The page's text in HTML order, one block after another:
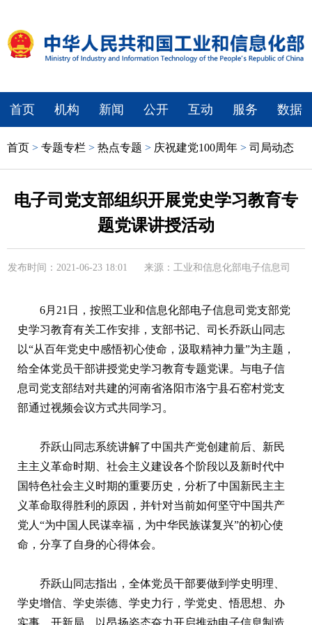
首页 机构 新闻 公开 互动 服务 数据
首页 > 专题专栏 > 热点专题 > 庆祝建党100周年 > 司局动态
电子司党支部组织开展党史学习教育专
题党课讲授活动
发布时间：2021-06-23 18:01 来源：工业和信息化部电子信息司
6月21日，按照工业和信息化部电子信息司党支部党
史学习教育有关工作安排，支部书记、司长乔跃山同志
以“从百年党史中感悟初心使命，汲取精神力量”为主题，
给全体党员干部讲授党史学习教育专题党课。与电子信
息司党支部结对共建的河南省洛阳市洛宁县石窑村党支
部通过视频会议方式共同学习。
乔跃山同志系统讲解了中国共产党创建前后、新民
主主义革命时期、社会主义建设各个阶段以及新时代中
国特色社会主义时期的重要历史，分析了中国新民主主
义革命取得胜利的原因，并针对当前如何坚守中国共产
党人“为中国人民谋幸福，为中华民族谋复兴”的初心使
命，分享了自身的心得体会。
乔跃山同志指出，全体党员干部要做到学史明理、
学史增信、学史崇德、学史力行，学党史、悟思想、办
实事、开新局，以昂扬姿态奋力开启推动电子信息制造